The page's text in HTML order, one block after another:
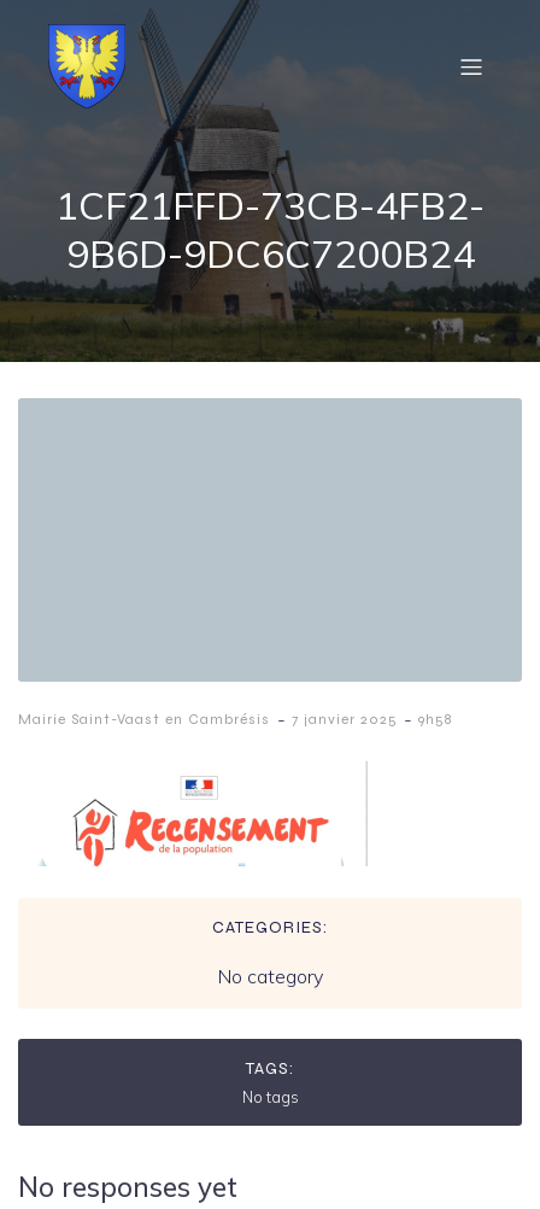
1CF21FFD-73CB-4FB2-
9B6D-9DC6C7200B24
Mairie Saint-Vaast en Cambrésis - 7 janvier 2025 - 9h58
CATEGORIES:
No category
TAGS:
No tags
No responses yet